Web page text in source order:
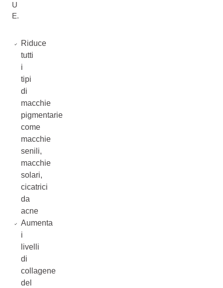
U
E.
Riduce
tutti
i
tipi
di
macchie
pigmentarie
come
macchie
senili,
macchie
solari,
cicatrici
da
acne
Aumenta
i
livelli
di
collagene
del